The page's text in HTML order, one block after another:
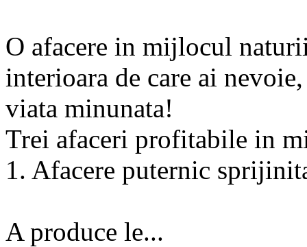
O afacere in mijlocul
interioara de care ai
viata minunata!
Trei afaceri profitabile in
1. Afacere puternic
A produce le...